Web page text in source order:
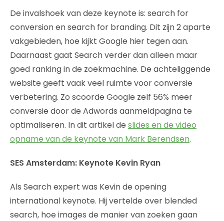
De invalshoek van deze keynote is: search for
conversion en search for branding. Dit zijn 2 aparte
vakgebieden, hoe kijkt Google hier tegen aan.
Daarnaast gaat Search verder dan alleen maar
goed ranking in de zoekmachine. De achteliggende
website geeft vaak veel ruimte voor conversie
verbetering. Zo scoorde Google zelf 56% meer
conversie door de Adwords aanmeldpagina te
optimaliseren. In dit artikel de slides en de video
opname van de keynote van Mark Berendsen.
SES Amsterdam: Keynote Kevin Ryan
Als Search expert was Kevin de opening
international keynote. Hij vertelde over blended
search, hoe images de manier van zoeken gaan